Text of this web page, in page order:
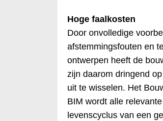
Hoge faalkosten
Door onvolledige
afstemmingsfouten en
ontwerpen heeft de
zijn daarom dringend
uit te wisselen. Het
BIM wordt alle
levenscyclus van een